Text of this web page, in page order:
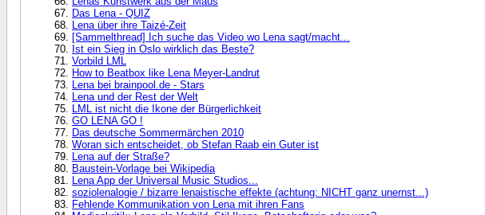
Das Lena - QUIZ
Lena über ihre Taizé-Zeit
[Sammelthread] Ich suche das Video wo Lena sagt/macht...
Ist ein Sieg in Oslo wirklich das Beste?
Vorbild LML
How to Beatbox like Lena Meyer-Landrut
Lena bei brainpool.de - Stars
Lena und der Rest der Welt
LML ist nicht die Ikone der Bürgerlichkeit
GO LENA GO !
Das deutsche Sommermärchen 2010
Woran sich entscheidet, ob Stefan Raab ein Guter ist
Lena auf der Straße?
Baustein-Vorlage bei Wikipedia
Lena App der Universal Music Studios...
soziolenalogie / bizarre lenaistische effekte (achtung: NICHT ganz unernst...)
Fehlende Kommunikation von Lena mit ihren Fans